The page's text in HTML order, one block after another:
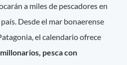
a miles de pescadores en
Desde el mar bonaerense
el calendario ofrece
pesca con